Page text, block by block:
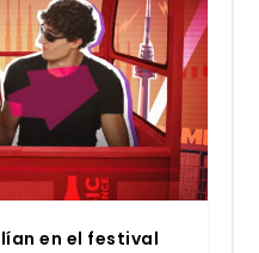
en el fes­ti­val